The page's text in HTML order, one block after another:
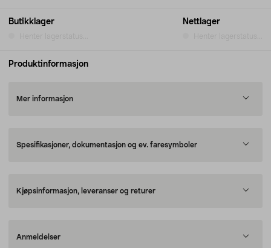
Butikklager Nettlager
Produktinformasjon
Mer informasjon
Spesifikasjoner, dokumentasjon og ev. faresymboler
Kjøpsinformasjon, leveranser og returer
Anmeldelser